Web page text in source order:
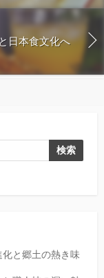
日本食文化へ
検索
と郷土の熱き味